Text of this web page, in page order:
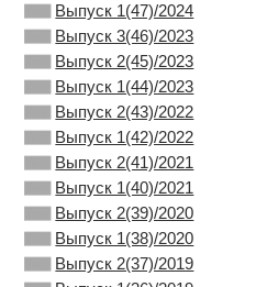
Выпуск 1(47)/2024
Выпуск 3(46)/2023
Выпуск 2(45)/2023
Выпуск 1(44)/2023
Выпуск 2(43)/2022
Выпуск 1(42)/2022
Выпуск 2(41)/2021
Выпуск 1(40)/2021
Выпуск 2(39)/2020
Выпуск 1(38)/2020
Выпуск 2(37)/2019